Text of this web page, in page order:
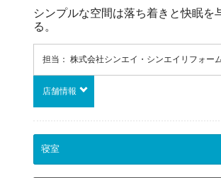
シンプルな空間は落ち着きと快眠を
る。
担当： 株式会社シンエイ・シンエイリフォー
店舗情報